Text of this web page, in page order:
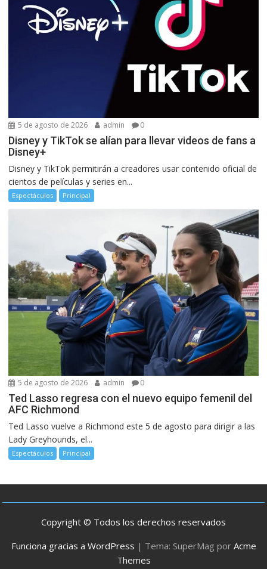
5 de agosto de 2026 admin 0
Disney y TikTok se alían para llevar videos de fans a
Disney+
Disney y TikTok permitirán a creadores usar contenido oficial de
cientos de películas y series en...
Espectáculos Principal
5 de agosto de 2026 admin 0
Ted Lasso regresa con el nuevo equipo femenil del
AFC Richmond
Ted Lasso vuelve a Richmond este 5 de agosto para dirigir a las
Lady Greyhounds, el...
Espectáculos Principal
Copyright © Todos los derechos reservados
Funciona gracias a WordPress | Tema: SuperMag por Acme
Themes